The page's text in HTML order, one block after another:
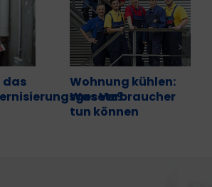
das
Wohnung kühlen:
Was Verbraucher
tun können